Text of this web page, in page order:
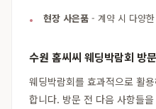
현장 사은품 - 계약 시 다양
수원 홈씨씨 웨딩박람회 방
웨딩박람회를 효과적으로 활
합니다. 방문 전 다음 사항들